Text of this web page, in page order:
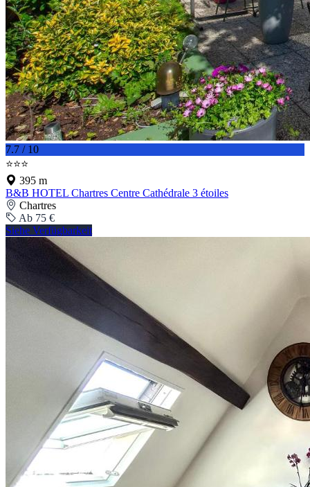
7.7 / 10
⭐⭐⭐
395 m
B&B HOTEL Chartres Centre Cathédrale 3 étoiles
Chartres
Ab 75 €
Siehe Verfügbarkeit